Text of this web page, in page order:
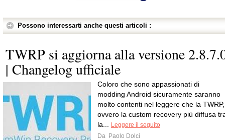
Possono interessarti anche questi articoli :
TWRP si aggiorna alla versione
| Changelog ufficiale
Coloro che sono appassionati di
modding Android sicuramente saranno
molto contenti nel leggere che la TWRP,
ovvero la custom recovery più diffusa
la...
Leggere il seguito
Da Paolo Dolci